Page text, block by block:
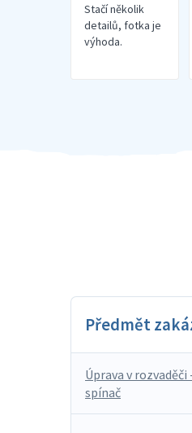
Stačí několik
detailů, fotka je
výhoda.
Předmět
Úprava v
spínač